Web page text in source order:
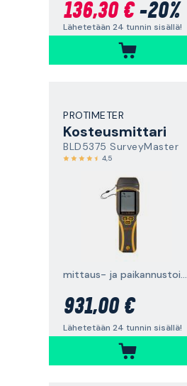
136,30 €-20%
Lähetetään 24 tunnin sisällä!
PROTIMETER
Kosteusmittari
BLD5375 SurveyMaster
4,5
mittaus- ja paikannustoiminnolla
931,00 €
Lähetetään 24 tunnin sisällä!